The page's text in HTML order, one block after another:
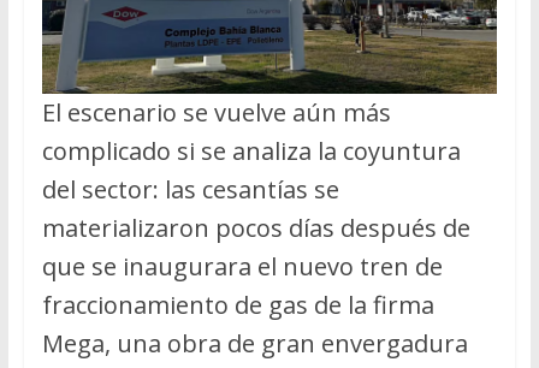
El escenario se vuelve aún más
complicado si se analiza la coyuntura
del sector: las cesantías se
materializaron pocos días después de
que se inaugurara el nuevo tren de
fraccionamiento de gas de la firma
Mega, una obra de gran envergadura